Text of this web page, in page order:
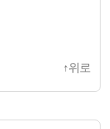
↑위로